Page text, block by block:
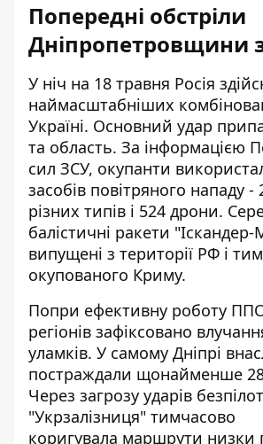
Попередні обстріли
Дніпропетровщини
У ніч на 18 травня Росія
наймасштабніших
Україні. Основний удар
та область. За інформацією
сил ЗСУ, окупанти
засобів повітряного нападу -
різних типів і 524 дрони.
балістичні ракети
випущені з території РФ і
окупованого Криму.
Попри ефективну роботу
регіонів зафіксовано
уламків. У самому Дніпрі
постраждали щонайменше
Через загрозу ударів
"Укрзалізниця" тимчасово
коригувала маршрути низки